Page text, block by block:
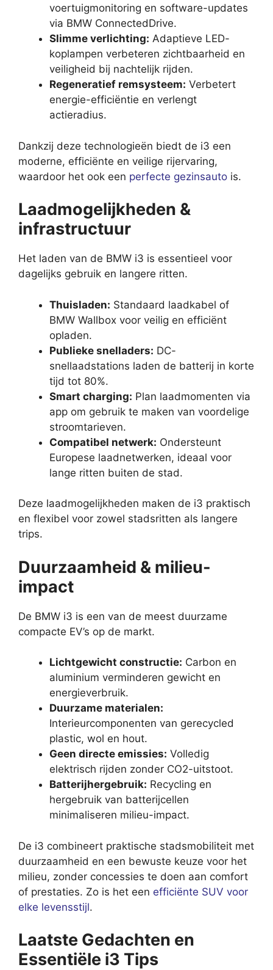
voertuigmonitoring en software-updates
via BMW ConnectedDrive.
Slimme verlichting: Adaptieve LED-
koplampen verbeteren zichtbaarheid en
veiligheid bij nachtelijk rijden.
Regeneratief remsysteem: Verbetert
energie-efficiëntie en verlengt
actieradius.
Dankzij deze technologieën biedt de i3 een
moderne, efficiënte en veilige rijervaring,
waardoor het ook een perfecte gezinsauto is.
Laadmogelijkheden &
infrastructuur
Het laden van de BMW i3 is essentieel voor
dagelijks gebruik en langere ritten.
Thuisladen: Standaard laadkabel of
BMW Wallbox voor veilig en efficiënt
opladen.
Publieke snelladers: DC-
snellaadstations laden de batterij in korte
tijd tot 80%.
Smart charging: Plan laadmomenten via
app om gebruik te maken van voordelige
stroomtarieven.
Compatibel netwerk: Ondersteunt
Europese laadnetwerken, ideaal voor
lange ritten buiten de stad.
Deze laadmogelijkheden maken de i3 praktisch
en flexibel voor zowel stadsritten als langere
trips.
Duurzaamheid & milieu-
impact
De BMW i3 is een van de meest duurzame
compacte EV’s op de markt.
Lichtgewicht constructie: Carbon en
aluminium verminderen gewicht en
energieverbruik.
Duurzame materialen:
Interieurcomponenten van gerecycled
plastic, wol en hout.
Geen directe emissies: Volledig
elektrisch rijden zonder CO2-uitstoot.
Batterijhergebruik: Recycling en
hergebruik van batterijcellen
minimaliseren milieu-impact.
De i3 combineert praktische stadsmobiliteit met
duurzaamheid en een bewuste keuze voor het
milieu, zonder concessies te doen aan comfort
of prestaties. Zo is het een efficiënte SUV voor
elke levensstijl.
Laatste Gedachten en
Essentiële i3 Tips